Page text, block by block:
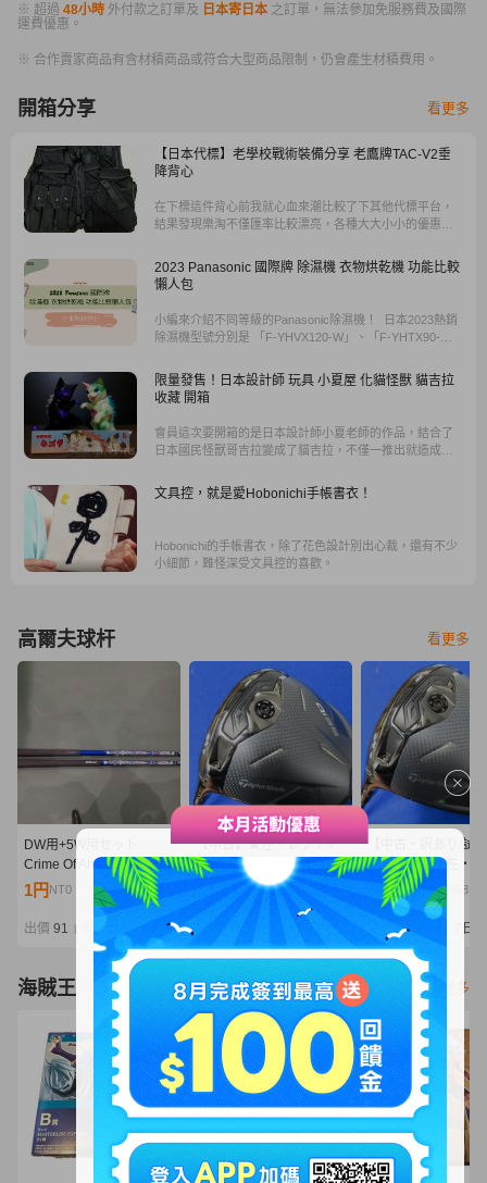
※ 超過 48小時 外付款之訂單及 日本寄日本 之訂單，無法參加免服務費及國際
運費優惠。
※ 合作賣家商品有含材積商品或符合大型商品限制，仍會產生材積費用。
開箱分享 看更多
【日本代標】老學校戰術裝備分享 老鷹牌TAC-V2垂
降背心
在下標這件背心前我就心血來潮比較了下其他代標平台，
結果發現樂淘不僅匯率比較漂亮，各種大大小小的優惠也
限制，所以就果斷跳槽了。
2023 Panasonic 國際牌 除濕機 衣物烘乾機 功能比較
懶人包
小編來介紹不同等級的Panasonic除濕機！ 日本2023熱銷
除濕機型號分別是 「F-YHVX120-W」、「F-YHTX90-
限量發售！日本設計師 玩具 小夏屋 化貓怪獸 貓吉拉
收藏 開箱
會員這次要開箱的是日本設計師小夏老師的作品，結合了
日本國民怪獸哥吉拉變成了貓吉拉，不僅一推出就造成收
過樂淘，成功買到喜愛的化貓怪獸，貓吉拉...
文具控，就是愛Hobonichi手帳書衣！
Hobonichi的手帳書衣，除了花色設計別出心裁，還有不少
小細節，難怪深受文具控的喜歡。
高爾夫球杆 看更多
DW用+5W用セット
Crime Of Angel B.Angel
FLEX-Ⅴ(SR相当) クライ
ムオブエンジェル バーニ
ングエンジェル
1円 NT0
出價 91 剩餘
【中古】★左・レフティ
★ 1円 スタート! テーラ
ーメイド 2025 Qi35 ドラ
イバー（10.5°）【SR】
2025 Diamana BLUE
TM50（ブルー）
5,775円NT1,249
出價33 剩餘 7日
【中古・訳あり/試
刻印あり】★左・レ
ィ★ テーラーメイド
2025 Qi35 ドライ
（10.5°）【S】
GT60（ディアマナ
6,325円NT1,368
出價29 7日
海賊王 看更多